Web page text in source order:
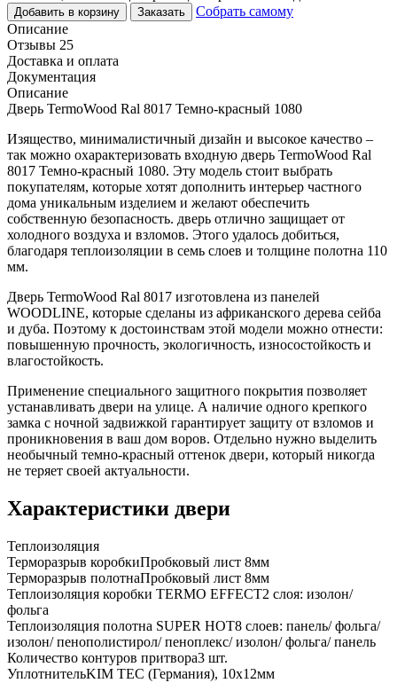
Добавить в корзину Заказать
Собрать самому
Описание
Отзывы 25
Доставка и оплата
Документация
Описание
Дверь TermoWood Ral 8017 Темно-красный 1080
Изящество, минималистичный дизайн и высокое качество –
так можно охарактеризовать входную дверь TermoWood Ral
8017 Темно-красный 1080. Эту модель стоит выбрать
покупателям, которые хотят дополнить интерьер частного
дома уникальным изделием и желают обеспечить
собственную безопасность. дверь отлично защищает от
холодного воздуха и взломов. Этого удалось добиться,
благодаря теплоизоляции в семь слоев и толщине полотна 110
мм.
Дверь TermoWood Ral 8017 изготовлена из панелей
WOODLINE, которые сделаны из африканского дерева сейба
и дуба. Поэтому к достоинствам этой модели можно отнести:
повышенную прочность, экологичность, износостойкость и
влагостойкость.
Применение специального защитного покрытия позволяет
устанавливать двери на улице. А наличие одного крепкого
замка с ночной задвижкой гарантирует защиту от взломов и
проникновения в ваш дом воров. Отдельно нужно выделить
необычный темно-красный оттенок двери, который никогда
не теряет своей актуальности.
Характеристики двери
Теплоизоляция
Терморазрыв коробкиПробковый лист 8мм
Терморазрыв полотнаПробковый лист 8мм
Теплоизоляция коробки TERMO EFFECT2 слоя: изолон/
фольга
Теплоизоляция полотна SUPER НОТ8 слоев: панель/ фольга/
изолон/ пенополистирол/ пеноплекс/ изолон/ фольга/ панель
Количество контуров притвора3 шт.
УплотнительKIM ТЕС (Германия), 10x12мм